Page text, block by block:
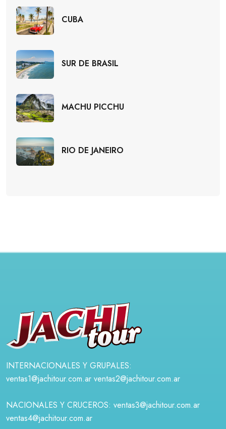
CUBA
SUR DE BRASIL
MACHU PICCHU
RIO DE JANEIRO
INTERNACIONALES Y GRUPALES:
ventas1@jachitour.com.ar ventas2@jachitour.com.ar
NACIONALES Y CRUCEROS: ventas3@jachitour.com.ar
ventas4@jachitour.com.ar